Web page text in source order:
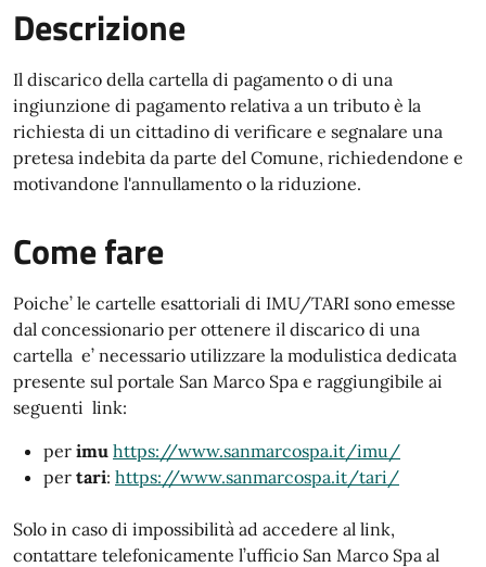
Descrizione
Il discarico della cartella di pagamento o di una
ingiunzione di pagamento relativa a un tributo è la
richiesta di un cittadino di verificare e segnalare una
pretesa indebita da parte del Comune, richiedendone e
motivandone l'annullamento o la riduzione.
Come fare
Poiche’ le cartelle esattoriali di IMU/TARI sono emesse
dal concessionario per ottenere il discarico di una
cartella e’ necessario utilizzare la modulistica dedicata
presente sul portale San Marco Spa e raggiungibile ai
seguenti link:
per imu https://www.sanmarcospa.it/imu/
per tari: https://www.sanmarcospa.it/tari/
Solo in caso di impossibilità ad accedere al link,
contattare telefonicamente l’ufficio San Marco Spa al